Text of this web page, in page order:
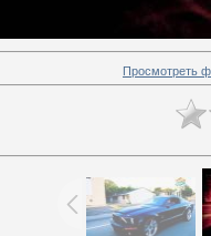
Просмотреть